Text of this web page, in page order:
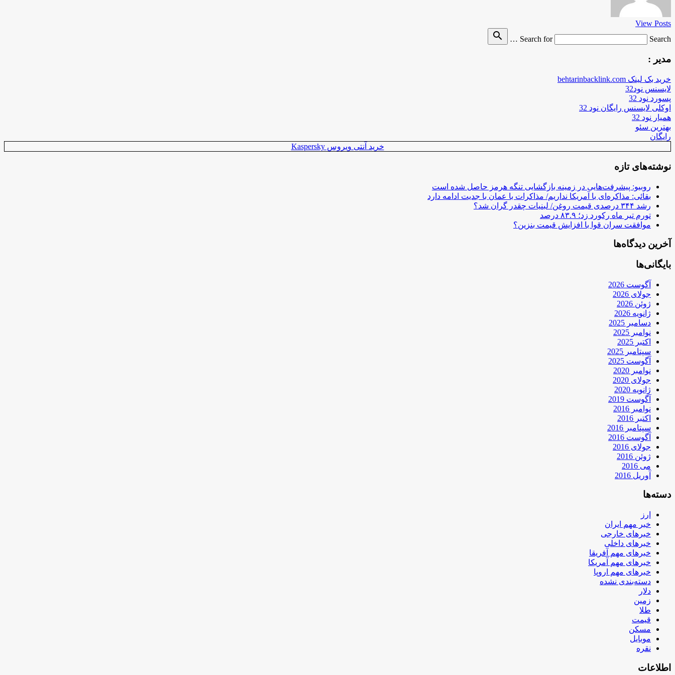
View Posts
Search for
Search …
search
مدیر :
خرید بک لینک behtarinbacklink.com
لایسنس نود32
پسورد نود 32
اوکلی لایسنس رایگان نود 32
همیار نود 32
بهترین سئو
رایگان
خرید آنتی ویروس Kaspersky
نوشته‌های تازه
روبیو: پیشرفت‌هایی در زمینه بازگشایی تنگه هرمز حاصل شده است
بقائی: مذاکره‌ای با آمریکا نداریم/ مذاکرات با عمان با جدیت ادامه دارد
رشد ۳۴۴ درصدی قیمت روغن/ لبنیات چقدر گران شد؟
تورم تیر ماه رکورد زد؛ ۸۳.۹ درصد
موافقت سران قوا با افزایش قیمت بنزین؟
آخرین دیدگاه‌ها
بایگانی‌ها
آگوست 2026
جولای 2026
ژوئن 2026
ژانویه 2026
دسامبر 2025
نوامبر 2025
اکتبر 2025
سپتامبر 2025
آگوست 2025
نوامبر 2020
جولای 2020
ژانویه 2020
آگوست 2019
نوامبر 2016
اکتبر 2016
سپتامبر 2016
آگوست 2016
جولای 2016
ژوئن 2016
می 2016
آوریل 2016
دسته‌ها
ارز
خبر مهم ایران
خبرهای خارجی
خبرهای داخلی
خبرهای مهم آفریقا
خبرهای مهم آمریکا
خبرهای مهم اروپا
دسته‌بندی نشده
دلار
زمین
طلا
قیمت
مسکن
موبایل
نقره
اطلاعات